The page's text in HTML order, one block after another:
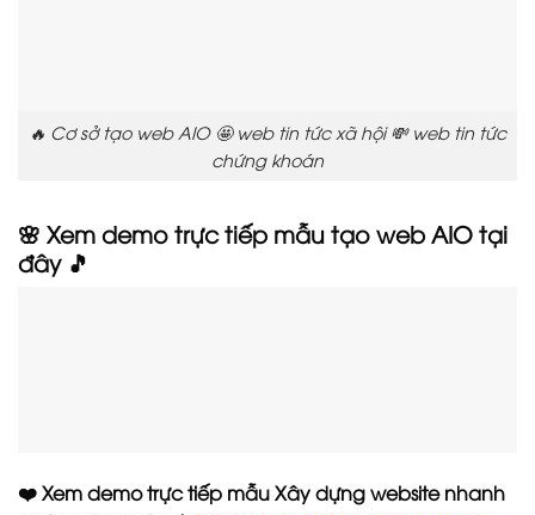
🔥 Cơ sở tạo web AIO 🤩 web tin tức xã hội 💸 web tin tức
chứng khoán
🌸 Xem demo trực tiếp mẫu tạo web AIO tại
đây 🎵
❤️ Xem demo trực tiếp mẫu Xây dựng website nhanh